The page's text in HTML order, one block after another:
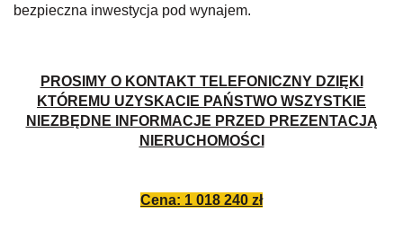
bezpieczna inwestycja pod wynajem.
PROSIMY O KONTAKT TELEFONICZNY DZIĘKI
KTÓREMU UZYSKACIE PAŃSTWO WSZYSTKIE
NIEZBĘDNE INFORMACJE PRZED PREZENTACJĄ
NIERUCHOMOŚCI
Cena: 1 018 240 zł